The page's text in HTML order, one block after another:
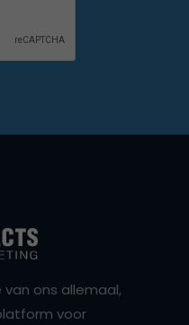
ons allemaal,
voor